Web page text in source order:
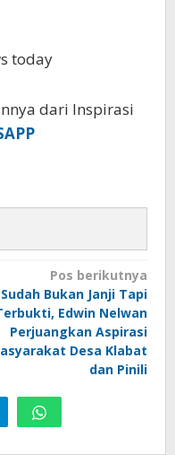
today
dari Inspirasi
Pos berikutnya
Sudah Bukan Janji Tapi
Edwin Nelwan
Perjuangkan Aspirasi
Desa Klabat
dan Pinili